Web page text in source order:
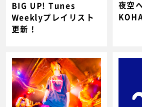
BIG UP! Tunes
Weeklyプレイリスト
更新！
夜空